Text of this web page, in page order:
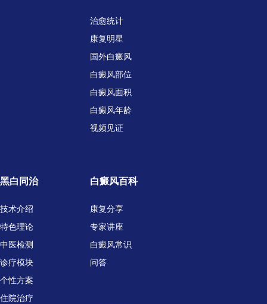
治愈统计
康复明星
国外白癜风
白癜风部位
白癜风面积
白癜风年龄
视频见证
黑白同治
技术介绍
特色理论
中医检测
诊疗模块
个性方案
住院治疗
白癜风百科
康复分享
专家讲座
白癜风常识
问答